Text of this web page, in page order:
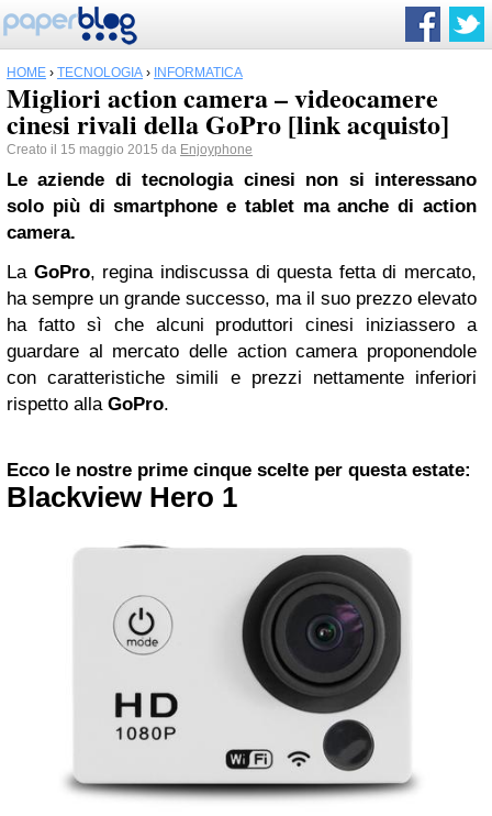
HOME › TECNOLOGIA › INFORMATICA
Migliori action camera – videocamere
cinesi rivali della GoPro [link acquisto]
Creato il 15 maggio 2015 da Enjoyphone
Le aziende di tecnologia cinesi non si interessano
solo più di smartphone e tablet ma anche di action
camera.
La GoPro, regina indiscussa di questa fetta di mercato,
ha sempre un grande successo, ma il suo prezzo elevato
ha fatto sì che alcuni produttori cinesi iniziassero a
guardare al mercato delle action camera proponendole
con caratteristiche simili e prezzi nettamente inferiori
rispetto alla GoPro.
Ecco le nostre prime cinque scelte per questa estate:
Blackview Hero 1